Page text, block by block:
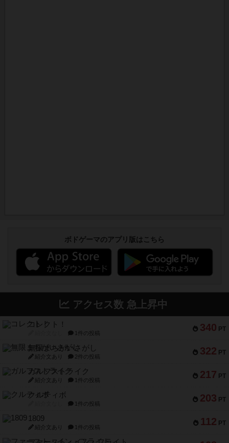
ボドゲーマのアプリ版はこちら
アクセス数 急上昇中
340 PT
コレクト！
1件の投稿
322 PT
無限まちがいさがし
紹介文あり 2件の投稿
217 PT
ガルフストライク
紹介文あり 1件の投稿
203 PT
クルティボ
1件の投稿
112 PT
1809
紹介文あり 1件の投稿